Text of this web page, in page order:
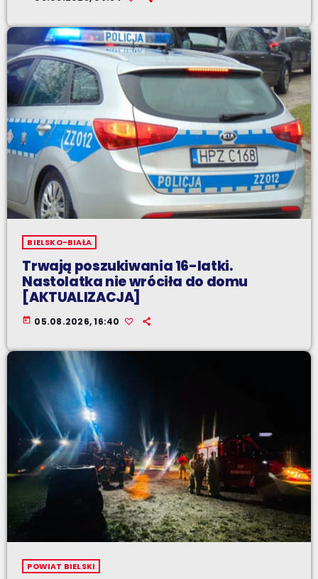
BIELSKO-BIAŁA
Trwają poszukiwania 16-latki.
Nastolatka nie wróciła do domu
[AKTUALIZACJA]
today 05.08.2026, 16:40
POWIAT BIELSKI